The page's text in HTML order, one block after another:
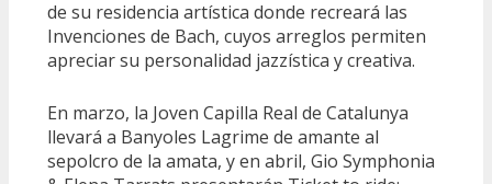
de su residencia artística donde recreará las
Invenciones de Bach, cuyos arreglos permiten
apreciar su personalidad jazzística y creativa.
En marzo, la Joven Capilla Real de Catalunya
llevará a Banyoles Lagrime de amante al
sepolcro de la amata, y en abril, Gio Symphonia